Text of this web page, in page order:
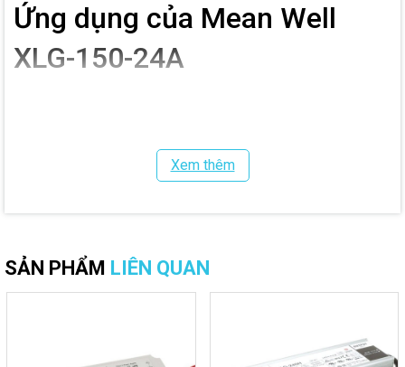
Ứng dụng của Mean Well
XLG-150-24A
Hệ thống LED chống nước.
Địa chỉ phân phối nguồn led
Xem thêm
SẢN PHẨM LIÊN QUAN